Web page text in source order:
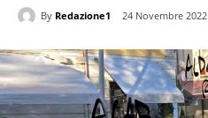
By Redazione1 24 Novembre 2022